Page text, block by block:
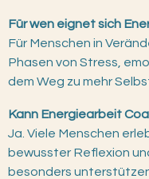
Für wen eignet sich
Für Menschen in
Phasen von Stress,
dem Weg zu mehr
Kann Energiearbeit
Ja. Viele Menschen
bewusster Reflexion
besonders